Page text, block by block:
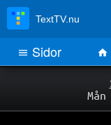
TextTV.nu
Sidor